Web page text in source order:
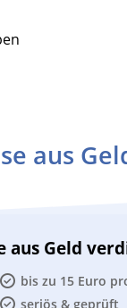
aus
aus Geld
bis zu 15 Euro
seriös & geprüft